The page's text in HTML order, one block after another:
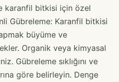
karanfil bitkisi için özel
Gübreleme: Karanfil bitkisi
büyüme ve
Organik veya kimyasal
Gübreleme sıklığını ve
göre belirleyin. Denge